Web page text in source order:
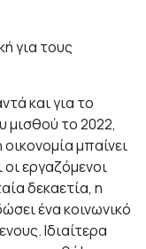
για τους
και για το
μισθού το 2022,
μπαίνει
εργαζόμενοι
δεκαετία, η
ένα κοινωνικό
Ιδιαίτερα